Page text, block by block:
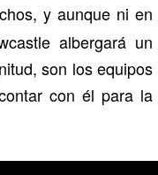
y aunque ni en
albergará un
son los equipos
con él para la